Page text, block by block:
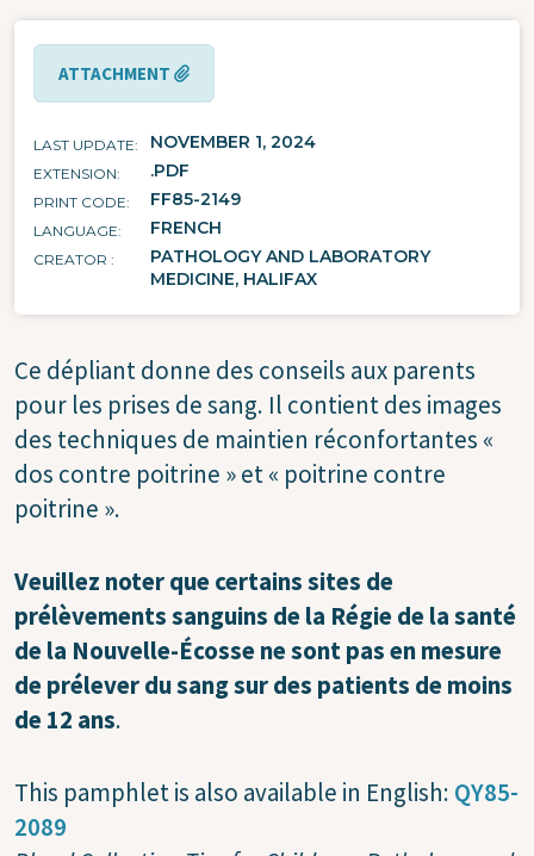
ATTACHMENT
LAST UPDATE NOVEMBER 1, 2024
EXTENSION .PDF
PRINT CODE FF85-2149
LANGUAGE FRENCH
CREATOR
PATHOLOGY AND LABORATORY
MEDICINE, HALIFAX
Ce dépliant donne des conseils aux parents
pour les prises de sang. Il contient des images
des techniques de maintien réconfortantes «
dos contre poitrine » et « poitrine contre
poitrine ».
Veuillez noter que certains sites de
prélèvements sanguins de la Régie de la santé
de la Nouvelle-Écosse ne sont pas en mesure
de prélever du sang sur des patients de moins
de 12 ans.
This pamphlet is also available in English: QY85-
2089